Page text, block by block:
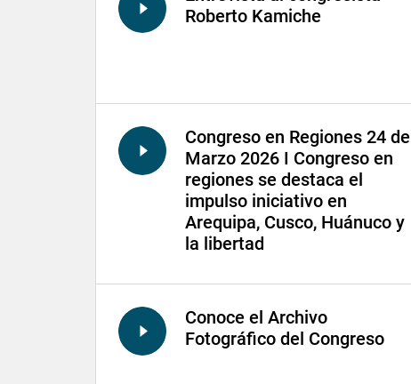
Roberto Kamiche
Congreso en Regiones 24 de
Marzo 2026 I Congreso en
regiones se destaca el
impulso iniciativo en
Arequipa, Cusco, Huánuco y
la libertad
Conoce el Archivo
Fotográfico del Congreso